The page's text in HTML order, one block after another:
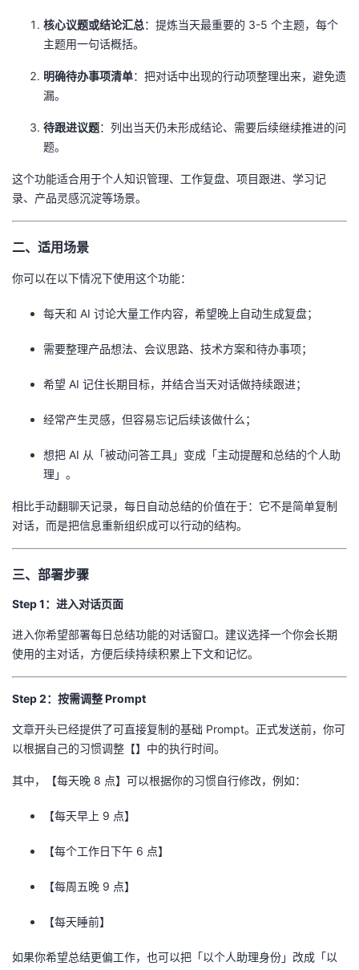
核心议题或结论汇总：提炼当天最重要的 3-5 个主题，每个
主题用一句话概括。
明确待办事项清单：把对话中出现的行动项整理出来，避免遗
漏。
待跟进议题：列出当天仍未形成结论、需要后续继续推进的问
题。
这个功能适合用于个人知识管理、工作复盘、项目跟进、学习记
录、产品灵感沉淀等场景。
二、适用场景
你可以在以下情况下使用这个功能：
每天和 AI 讨论大量工作内容，希望晚上自动生成复盘；
需要整理产品想法、会议思路、技术方案和待办事项；
希望 AI 记住长期目标，并结合当天对话做持续跟进；
经常产生灵感，但容易忘记后续该做什么；
想把 AI 从「被动问答工具」变成「主动提醒和总结的个人助
理」。
相比手动翻聊天记录，每日自动总结的价值在于：它不是简单复制
对话，而是把信息重新组织成可以行动的结构。
三、部署步骤
Step 1：进入对话页面
进入你希望部署每日总结功能的对话窗口。建议选择一个你会长期
使用的主对话，方便后续持续积累上下文和记忆。
Step 2：按需调整 Prompt
文章开头已经提供了可直接复制的基础 Prompt。正式发送前，你可
以根据自己的习惯调整【】中的执行时间。
其中，【每天晚 8 点】可以根据你的习惯自行修改，例如：
【每天早上 9 点】
【每个工作日下午 6 点】
【每周五晚 9 点】
【每天睡前】
如果你希望总结更偏工作，也可以把「以个人助理身份」改成「以